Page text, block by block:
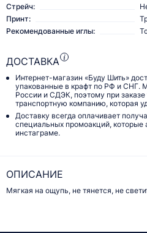
Стрейч:
Принт:
Рекомендованные иглы:
ДОСТАВКА
Интернет-магазин «Буду Шить»
упакованные в крафт по РФ и СНГ.
России и СДЭК, поэтому при заказе
транспортную компанию, которая
Доставку всегда оплачивает
специальных промоакций, которые
инстаграме.
ОПИСАНИЕ
Мягкая на ощупь, не тянется, не